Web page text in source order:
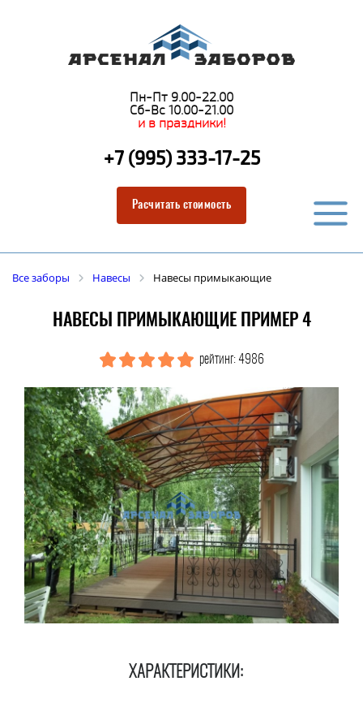
Пн-Пт 9.00-22.00
Сб-Вс 10.00-21.00
и в праздники!
+7 (995) 333-17-25
Расчитать стоимость
Все заборы Навесы Навесы примыкающие
НАВЕСЫ ПРИМЫКАЮЩИЕ ПРИМЕР 4
рейтинг: 4986
ХАРАКТЕРИСТИКИ: